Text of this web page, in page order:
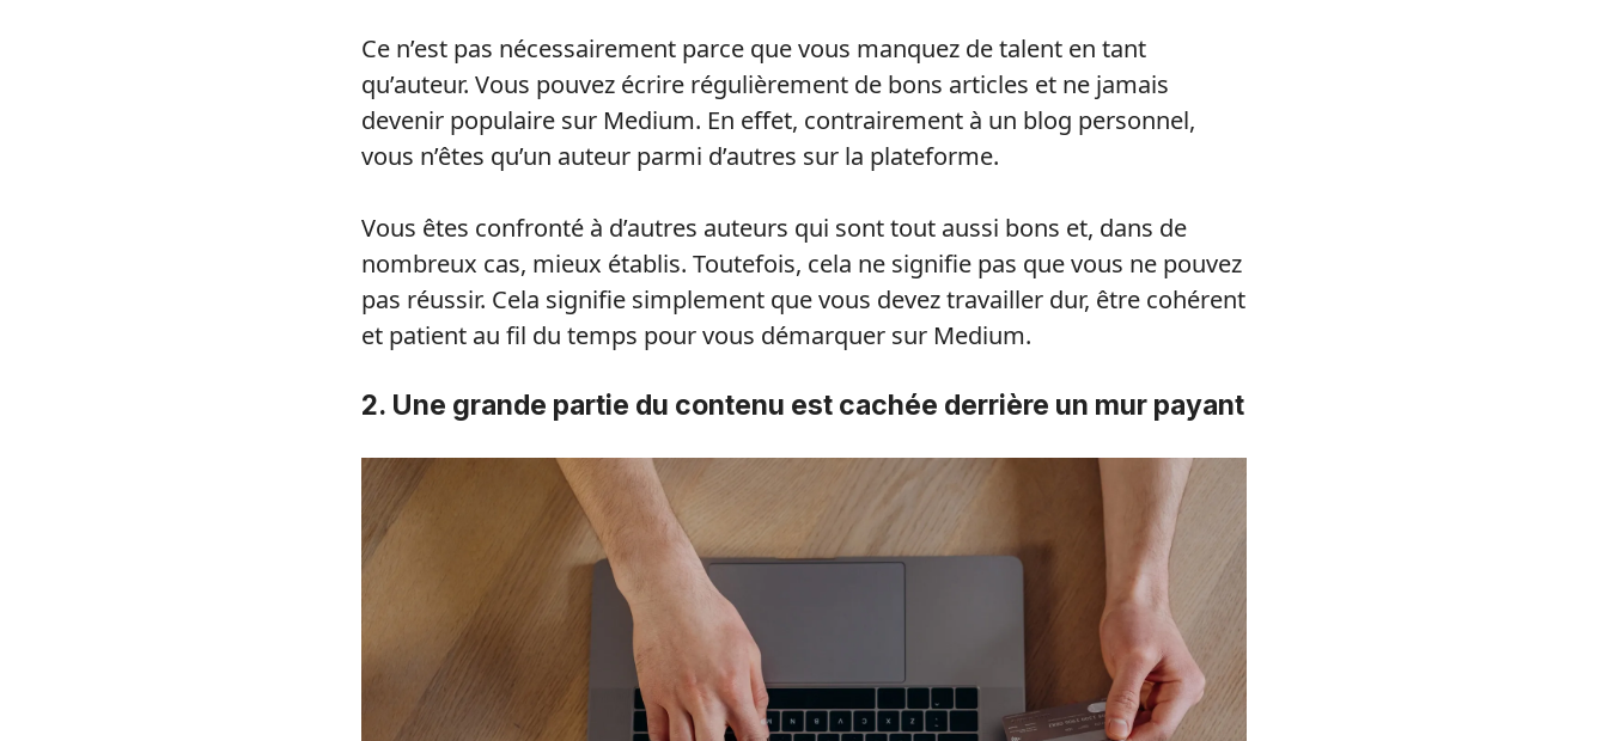
Ce n’est pas nécessairement parce que vous manquez de talent en tant
qu’auteur. Vous pouvez écrire régulièrement de bons articles et ne jamais
devenir populaire sur Medium. En effet, contrairement à un blog personnel,
vous n’êtes qu’un auteur parmi d’autres sur la plateforme.
Vous êtes confronté à d’autres auteurs qui sont tout aussi bons et, dans de
nombreux cas, mieux établis. Toutefois, cela ne signifie pas que vous ne pouvez
pas réussir. Cela signifie simplement que vous devez travailler dur, être cohérent
et patient au fil du temps pour vous démarquer sur Medium.
2. Une grande partie du contenu est cachée derrière un mur payant